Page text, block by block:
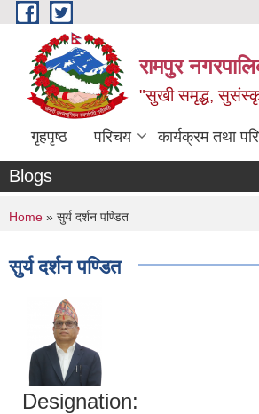
Skip to main content
रामपुर
"सुखी समृद्ध,
गृहपृष्ठ परिचय कार्यक्रम तथा
Blogs
You are here
Home » सुर्य दर्शन पण्डित
सुर्य दर्शन पण्डित
Designation: